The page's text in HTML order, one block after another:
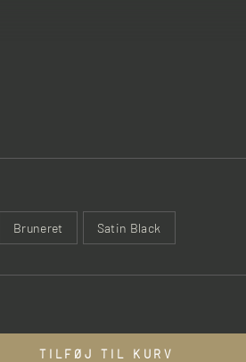
Bruneret Satin Black
TILFØJ TIL KURV